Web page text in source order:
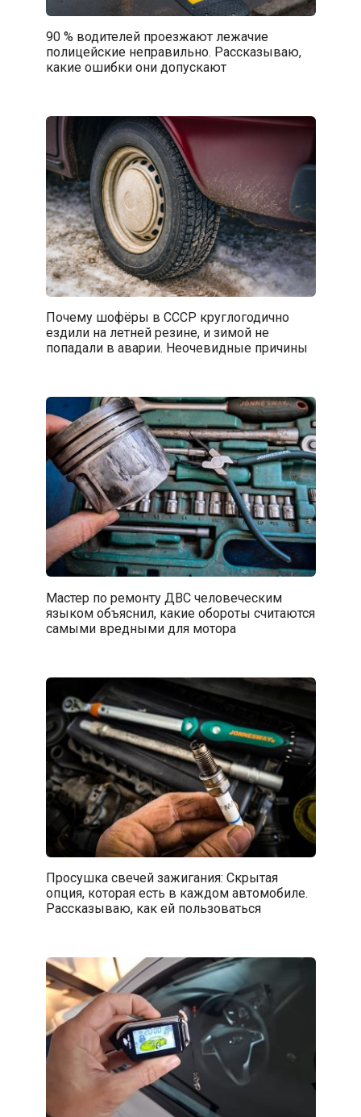
90 % водителей проезжают лежачие
полицейские неправильно. Рассказываю,
какие ошибки они допускают
Почему шофёры в СССР круглогодично
ездили на летней резине, и зимой не
попадали в аварии. Неочевидные причины
Мастер по ремонту ДВС человеческим
языком объяснил, какие обороты считаются
самыми вредными для мотора
Просушка свечей зажигания: Скрытая
опция, которая есть в каждом автомобиле.
Рассказываю, как ей пользоваться